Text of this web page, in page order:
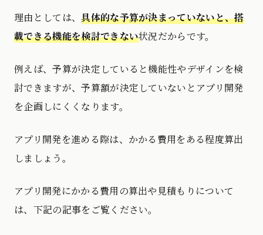
理由としては、具体的な予算が決まっていないと、搭
載できる機能を検討できない状況だからです。
例えば、予算が決定していると機能性やデザインを検
討できますが、予算額が決定していないとアプリ開発
を企画しにくくなります。
アプリ開発を進める際は、かかる費用をある程度算出
しましょう。
アプリ開発にかかる費用の算出や見積もりについて
は、下記の記事をご覧ください。